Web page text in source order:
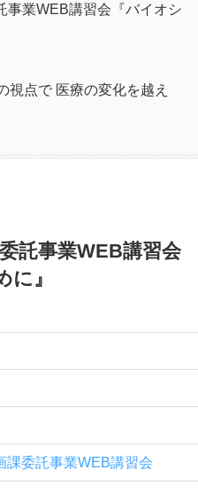
事業WEB講習会『バイオシ
視点で 医療の変化を越え
託事業WEB講習会
』
課委託事業WEB講習会